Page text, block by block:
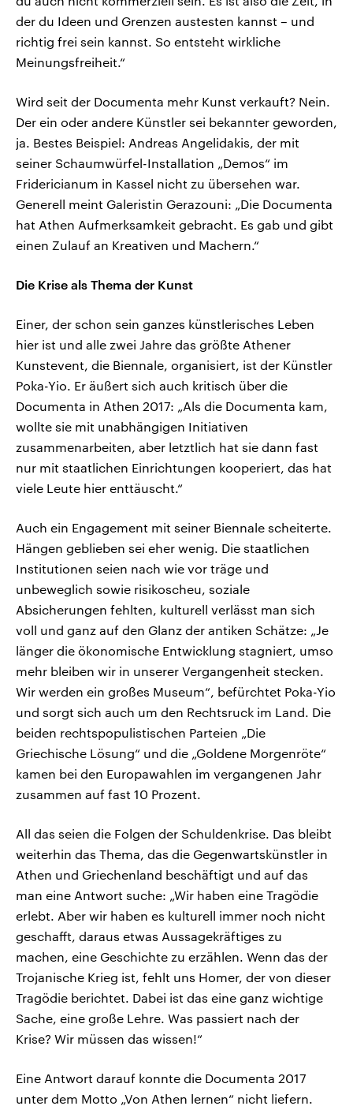
der du Ideen und Grenzen austesten kannst – und
richtig frei sein kannst. So entsteht wirkliche
Meinungsfreiheit.“
Wird seit der Documenta mehr Kunst verkauft? Nein.
Der ein oder andere Künstler sei bekannter geworden,
ja. Bestes Beispiel: Andreas Angelidakis, der mit
seiner Schaumwürfel-Installation „Demos“ im
Fridericianum in Kassel nicht zu übersehen war.
Generell meint Galeristin Gerazouni: „Die Documenta
hat Athen Aufmerksamkeit gebracht. Es gab und gibt
einen Zulauf an Kreativen und Machern.“
Die Krise als Thema der Kunst
Einer, der schon sein ganzes künstlerisches Leben
hier ist und alle zwei Jahre das größte Athener
Kunstevent, die Biennale, organisiert, ist der Künstler
Poka-Yio. Er äußert sich auch kritisch über die
Documenta in Athen 2017: „Als die Documenta kam,
wollte sie mit unabhängigen Initiativen
zusammenarbeiten, aber letztlich hat sie dann fast
nur mit staatlichen Einrichtungen kooperiert, das hat
viele Leute hier enttäuscht.“
Auch ein Engagement mit seiner Biennale scheiterte.
Hängen geblieben sei eher wenig. Die staatlichen
Institutionen seien nach wie vor träge und
unbeweglich sowie risikoscheu, soziale
Absicherungen fehlten, kulturell verlässt man sich
voll und ganz auf den Glanz der antiken Schätze: „Je
länger die ökonomische Entwicklung stagniert, umso
mehr bleiben wir in unserer Vergangenheit stecken.
Wir werden ein großes Museum“, befürchtet Poka-Yio
und sorgt sich auch um den Rechtsruck im Land. Die
beiden rechtspopulistischen Parteien „Die
Griechische Lösung“ und die „Goldene Morgenröte“
kamen bei den Europawahlen im vergangenen Jahr
zusammen auf fast 10 Prozent.
All das seien die Folgen der Schuldenkrise. Das bleibt
weiterhin das Thema, das die Gegenwartskünstler in
Athen und Griechenland beschäftigt und auf das
man eine Antwort suche: „Wir haben eine Tragödie
erlebt. Aber wir haben es kulturell immer noch nicht
geschafft, daraus etwas Aussagekräftiges zu
machen, eine Geschichte zu erzählen. Wenn das der
Trojanische Krieg ist, fehlt uns Homer, der von dieser
Tragödie berichtet. Dabei ist das eine ganz wichtige
Sache, eine große Lehre. Was passiert nach der
Krise? Wir müssen das wissen!“
Eine Antwort darauf konnte die Documenta 2017
unter dem Motto „Von Athen lernen“ nicht liefern.